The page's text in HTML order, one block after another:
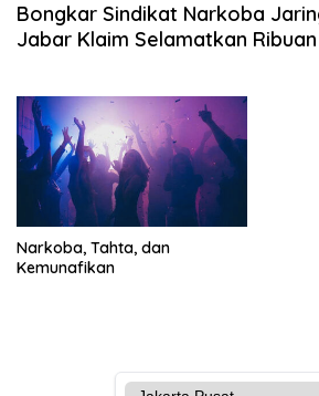
Bongkar Sindikat Narkoba
Jabar Klaim Selamatkan
Narkoba, Tahta, dan
Kemunafikan